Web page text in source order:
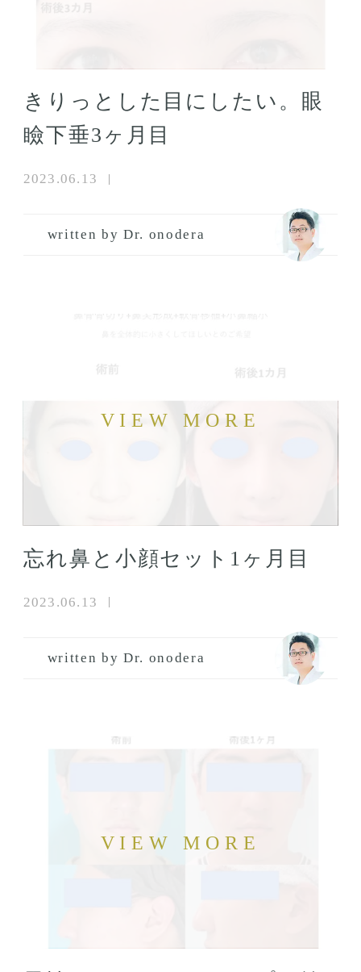
きりっとした目にしたい。眼
瞼下垂3ヶ月目
2023.06.13
written by Dr. onodera
忘れ鼻と小顔セット1ヶ月目
2023.06.13
written by Dr. onodera